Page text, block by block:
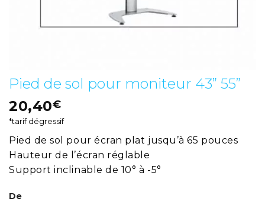
Pied de sol pour moniteur 43” 55”
20,40€
*tarif dégressif
Pied de sol pour écran plat jusqu’à 65 pouces
Hauteur de l’écran réglable
Support inclinable de 10° à -5°
De